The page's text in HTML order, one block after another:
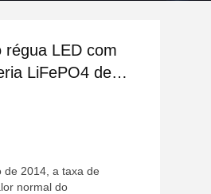
régua LED com
LiFePO4 de
de 2014, a taxa de
normal do